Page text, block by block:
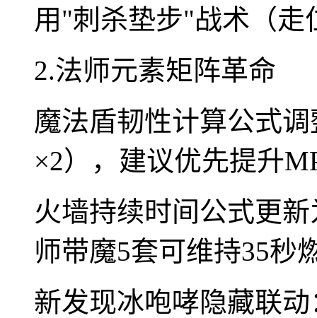
用"刺杀垫步"战术（走
2.法师元素矩阵革命
魔法盾韧性计算公式
×2），建议优先提升
火墙持续时间公式更
师带魔5套可维持35秒
新发现冰咆哮隐藏联